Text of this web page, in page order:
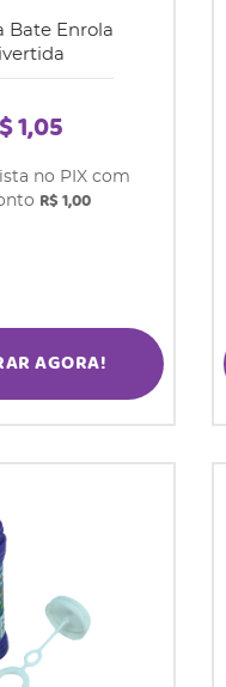
Bate Enrola
1,05
no PIX com
R$ 1,00
AGORA!